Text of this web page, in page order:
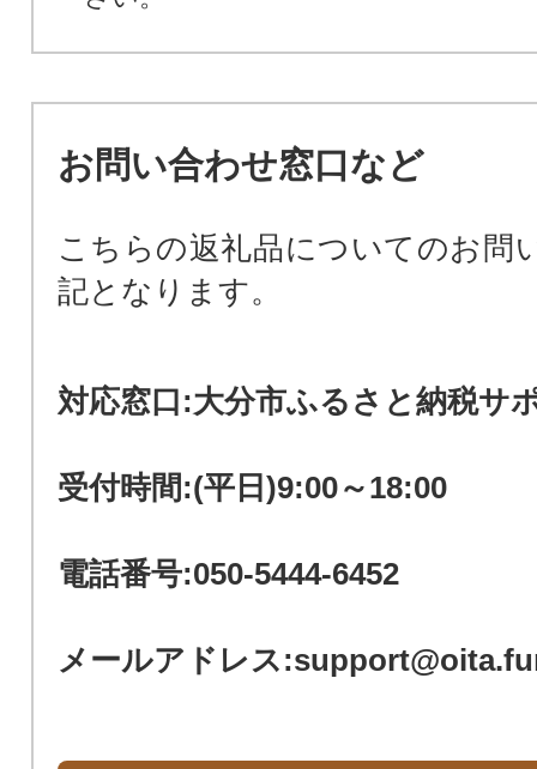
お問い合わせ窓口など
こちらの返礼品についてのお問
記となります。
対応窓口:大分市ふるさと納税サ
受付時間:(平日)9:00～18:00
電話番号:050-5444-6452
メールアドレス